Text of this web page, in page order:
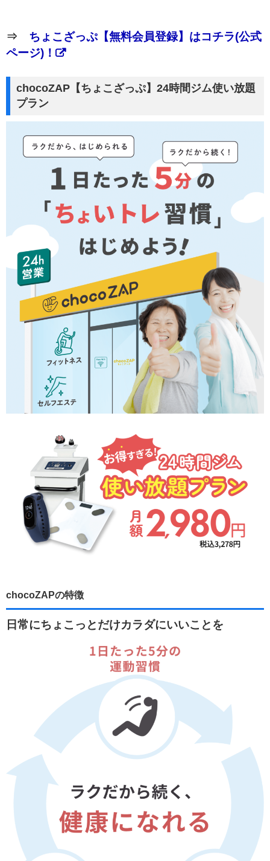
⇒ ちょこざっぷ【無料会員登録】はコチラ(公式
ページ)！
chocoZAP【ちょこざっぷ】24時間ジム使い放題
プラン
chocoZAPの特徴
日常にちょこっとだけカラダにいいことを